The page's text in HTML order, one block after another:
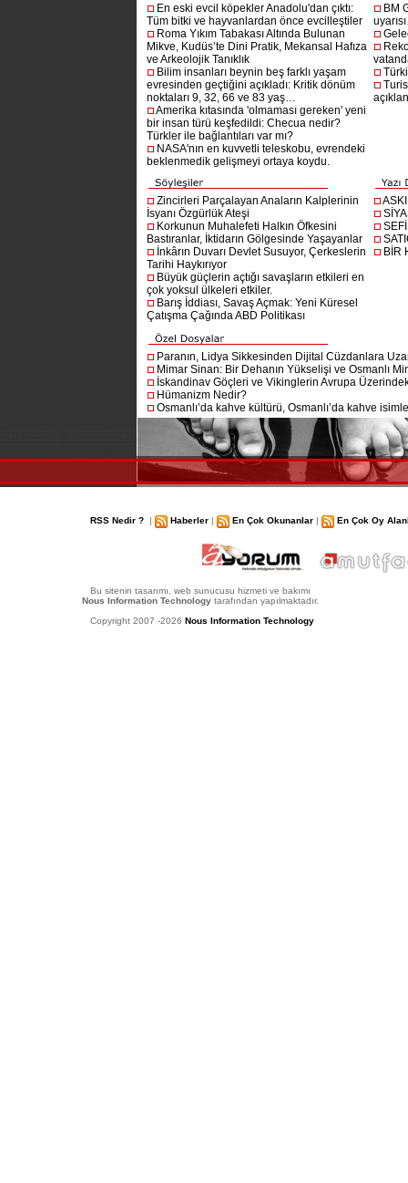
En eski evcil köpekler Anadolu'dan çıktı:
Tüm bitki ve hayvanlardan önce evcilleştiler
Roma Yıkım Tabakası Altında Bulunan
Mikve, Kudüs’te Dini Pratik, Mekansal Hafıza
ve Arkeolojik Tanıklık
Bilim insanları beynin beş farklı yaşam
evresinden geçtiğini açıkladı: Kritik dönüm
noktaları 9, 32, 66 ve 83 yaş…
Amerika kıtasında 'olmaması gereken' yeni
bir insan türü keşfedildi: Checua nedir?
Türkler ile bağlantıları var mı?
NASA'nın en kuvvetli teleskobu, evrendeki
beklenmedik gelişmeyi ortaya koydu.
BM
Zincirleri Parçalayan Anaların Kalplerinin
İsyanı Özgürlük Ateşi
Korkunun Muhalefeti Halkın Öfkesini
Bastıranlar, İktidarın Gölgesinde Yaşayanlar
İnkârın Duvarı Devlet Susuyor, Çerkeslerin
Tarihi Haykırıyor
Büyük güçlerin açtığı savaşların etkileri en
çok yoksul ülkeleri etkiler.
Barış İddiası, Savaş Açmak: Yeni Küresel
Çatışma Çağında ABD Politikası
BİR
Paranın, Lidya Sikkesinden Dijital Cüzdanlara
Mimar Sinan: Bir Dehanın Yükselişi ve Osmanlı
İskandinav Göçleri ve Vikinglerin Avrupa
Hümanizm Nedir?
Osmanlı’da kahve kültürü, Osmanlı’da kahve
RSS Nedir ? | Haberler | En Çok Okunanlar | En Çok Oy
Bu sitenin tasarımı, web sunucusu hizmeti ve bakımı
Nous Information Technology tarafından yapılmaktadır.
Copyright 2007 -2026 Nous Information Technology